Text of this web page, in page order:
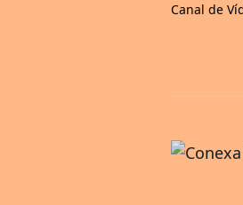
Canal de